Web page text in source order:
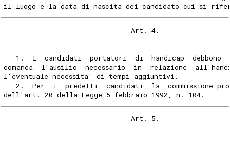
il luogo e la data di nascita dei candidato cui si
                               Art. 4.
1.  I  candidati  portatori  di  handicap  debbono
domanda  l'ausilio  necessario  in  relazione
l'eventuale necessita' di tempi aggiuntivi.
2.  Per  i  predetti  candidati  la  commissione
dell'art. 20 della Legge 5 febbraio 1992, n. 104.
                               Art. 5.